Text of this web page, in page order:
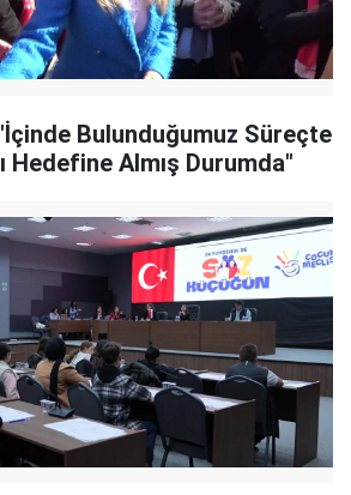
Bulunduğumuz Süreçte
Hedefine Almış Durumda"